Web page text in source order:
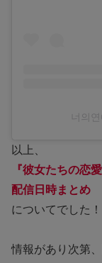
너의
以上、
『彼女たちの恋
配信日時まとめ
についてでした！
情報があり次第